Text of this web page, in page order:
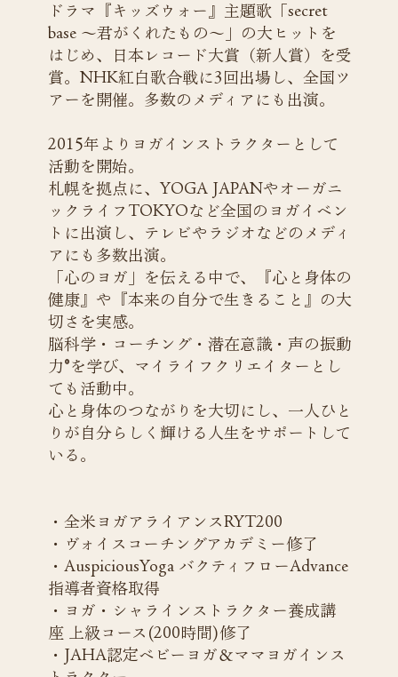
ドラマ『キッズウォー』主題歌「secret
base 〜君がくれたもの〜」の大ヒットを
はじめ、日本レコード大賞（新人賞）を受
賞。NHK紅白歌合戦に3回出場し、全国ツ
アーを開催。多数のメディアにも出演。
2015年よりヨガインストラクターとして
活動を開始。
札幌を拠点に、YOGA JAPANやオーガニ
ックライフTOKYOなど全国のヨガイベン
トに出演し、テレビやラジオなどのメディ
アにも多数出演。
「心のヨガ」を伝える中で、『心と身体の
健康』や『本来の自分で生きること』の大
切さを実感。
脳科学・コーチング・潜在意識・声の振動
力®を学び、マイライフクリエイターとし
ても活動中。
心と身体のつながりを大切にし、一人ひと
りが自分らしく輝ける人生をサポートして
いる。
・全米ヨガアライアンスRYT200
・ヴォイスコーチングアカデミー修了
・AuspiciousYoga バクティフローAdvance
指導者資格取得
・ヨガ・シャラインストラクター養成講
座 上級コース(200時間)修了
・JAHA認定ベビーヨガ＆ママヨガインス